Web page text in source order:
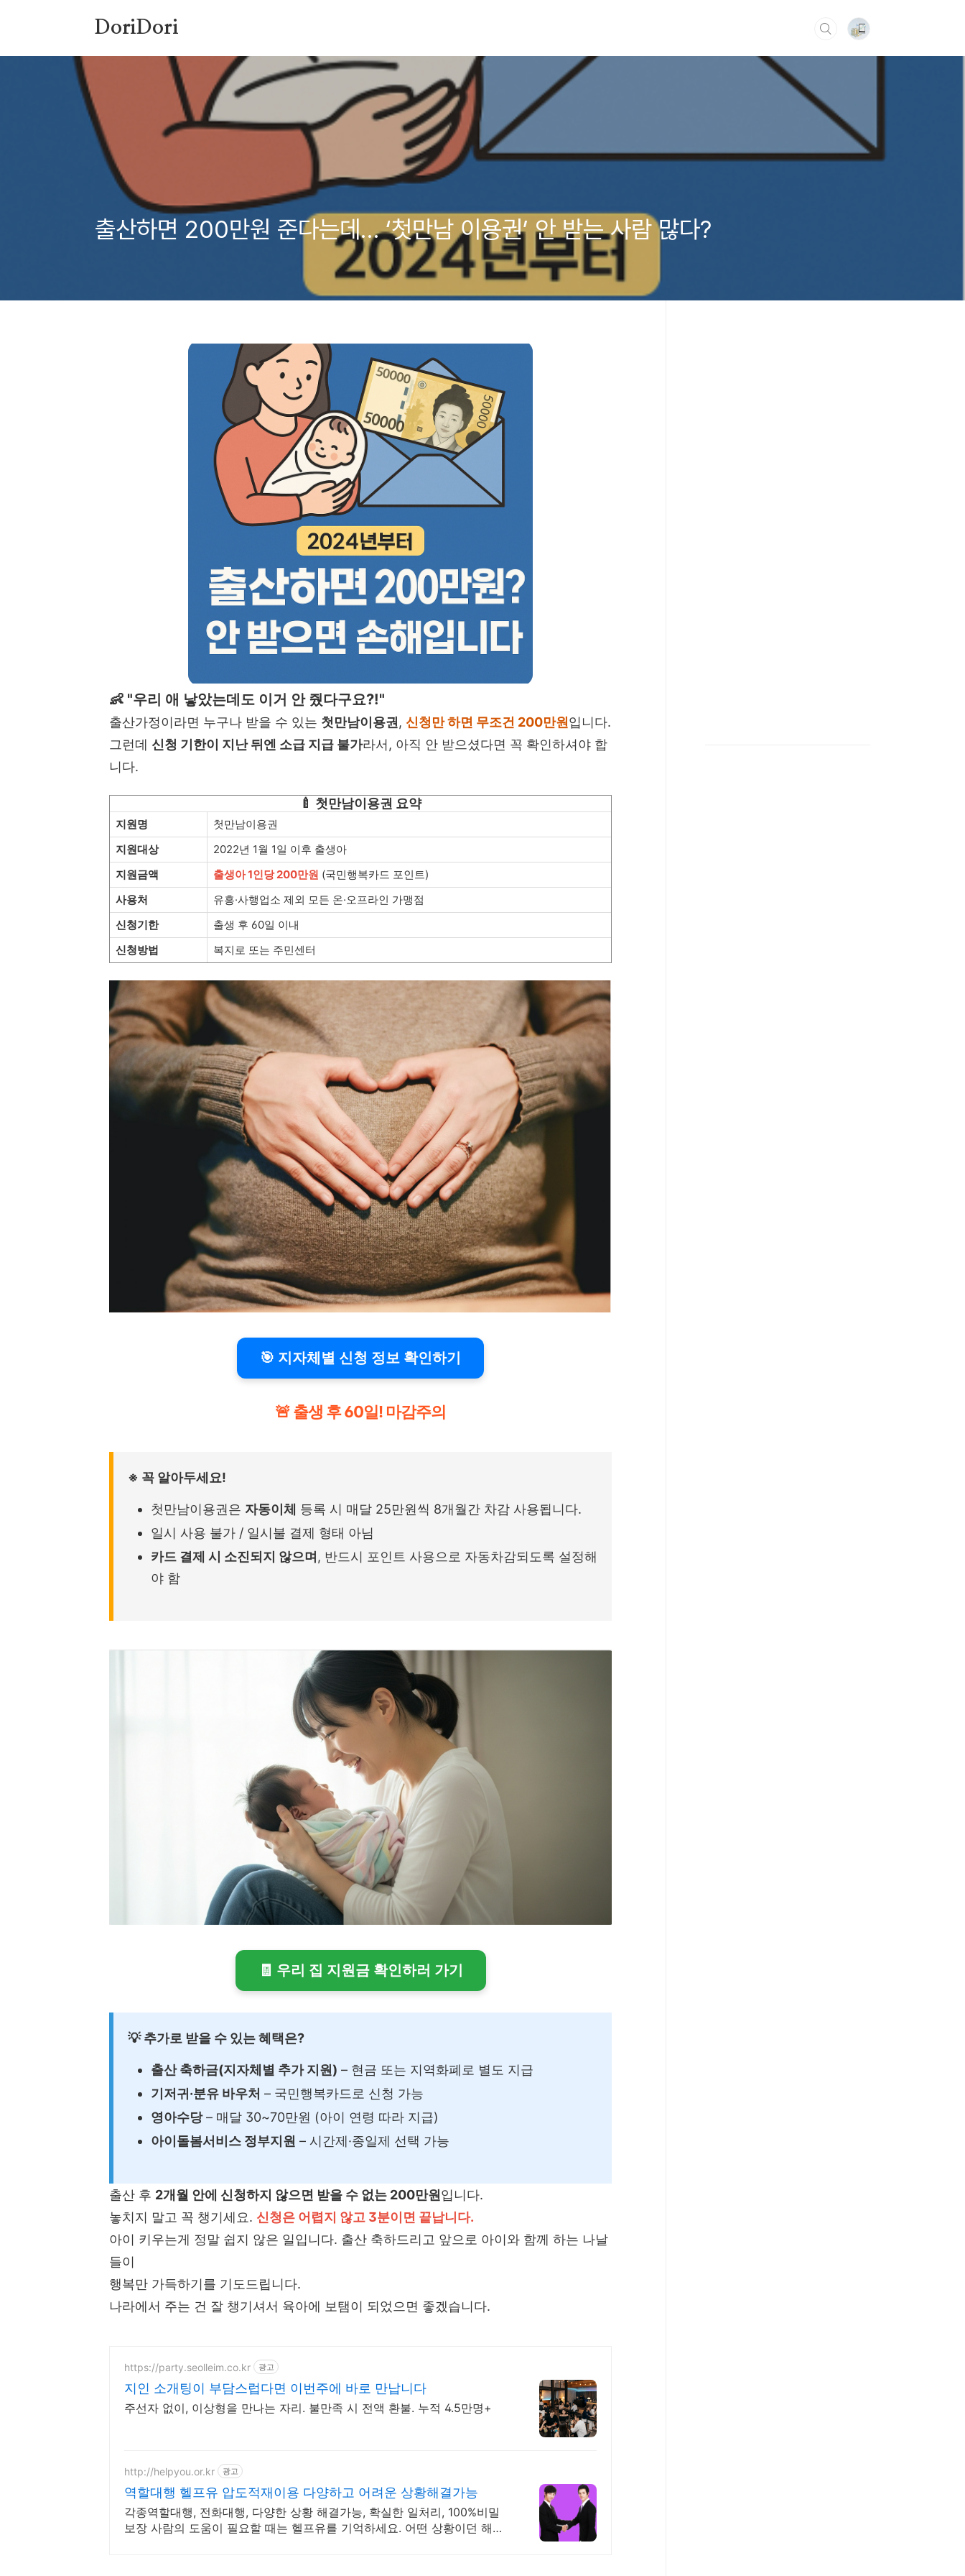
DoriDori
출산하면 200만원 준다는데… ‘첫만남 이용권’ 안 받는 사람 많다?
👶 "우리 애 낳았는데도 이거 안 줬다구요?!"
출산가정이라면 누구나 받을 수 있는 첫만남이용권 , 신청만 하면 무조건 200만원 입니다.
그런데 신청 기한이 지난 뒤엔 소급 지급 불가라서, 아직 안 받으셨다면 꼭 확인하셔야 합
니다.
🍼 첫만남이용권 요약
지원명
첫만남이용권
지원대상
2022년 1월 1일 이후 출생아
지원금액
출생아 1인당 200만원 (국민행복카드 포인트)
사용처
유흥·사행업소 제외 모든 온·오프라인 가맹점
신청기한
출생 후 60일 이내
신청방법
복지로 또는 주민센터
🎯 지자체별 신청 정보 확인하기
🚨 출생 후 60일! 마감주의
※ 꼭 알아두세요!
첫만남이용권은 자동이체 등록 시 매달 25만원씩 8개월간 차감 사용됩니다.
일시 사용 불가 / 일시불 결제 형태 아님
카드 결제 시 소진되지 않으며 , 반드시 포인트 사용으로 자동차감되도록 설정해
야 함
🧾 우리 집 지원금 확인하러 가기
💡 추가로 받을 수 있는 혜택은?
출산 축하금(지자체별 추가 지원) – 현금 또는 지역화폐로 별도 지급
기저귀·분유 바우처 – 국민행복카드로 신청 가능
영아수당– 매달 30~70만원 (아이 연령 따라 지급)
아이돌봄서비스 정부지원 – 시간제·종일제 선택 가능
출산 후 2개월 안에 신청하지 않으면 받을 수 없는 200만원 입니다.
놓치지 말고 꼭 챙기세요. 신청은 어렵지 않고 3분이면 끝납니다.
아이 키우는게 정말 쉽지 않은 일입니다. 출산 축하드리고 앞으로 아이와 함께 하는 나날
들이
행복만 가득하기를 기도드립니다.
나라에서 주는 건 잘 챙기셔서 육아에 보탬이 되었으면 좋겠습니다.
https://party.seolleim.co.kr 광고
지인 소개팅이 부담스럽다면 이번주에 바로 만납니다
주선자 없이, 이상형을 만나는 자리. 불만족 시 전액 환불. 누적 4.5만명+
http://helpyou.or.kr 광고
역할대행 헬프유 압도적재이용 다양하고 어려운 상황해결가능
각종역할대행, 전화대행, 다양한 상황 해결가능, 확실한 일처리, 100%비밀
보장 사람의 도움이 필요할 때는 헬프유를 기억하세요. 어떤 상황이던 해결